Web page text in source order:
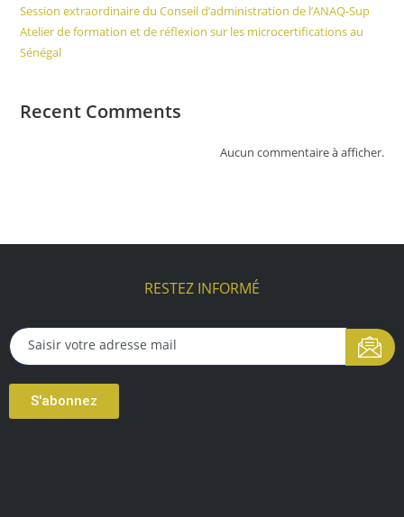
Session extraordinaire du Conseil d’administration de l’ANAQ-Sup
Atelier de formation et de réflexion sur les microcertifications au
Sénégal
Recent Comments
Aucun commentaire à afficher.
RESTEZ INFORMÉ
S'abonnez